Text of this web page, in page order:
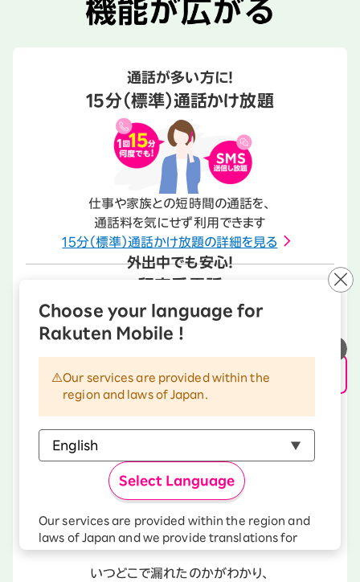
Choose your language for
Rakuten Mobile !
Our services are provided within the
region and laws of Japan.
Select Language
Our services are provided within the region and
laws of Japan and we provide translations for
The Japanese version of our websites and
通話が多い方に！
15分（標準）通話かけ放題
仕事や家族との短時間の通話を、
通話料を気にせず利用できます
15分（標準）通話かけ放題の詳細を見る
外出中でも安心！
留守番電話
電話に出られない時も、
留守番電話の詳細を見る
いつどこで漏れたのかがわかり、